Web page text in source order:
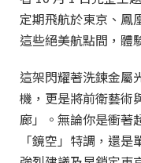
定期飛航於東京、鳳
這些絕美航點間，體
這架閃耀著洗鍊金屬
機，更是將前衛藝術
廊」。無論你是衝著
「鏡空」特調，還